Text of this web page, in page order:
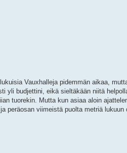
Vauxhalleja pidemmän aikaa,
yli budjettini, eikä sieltäkään niitä
tuorekin. Mutta kun asiaa aloin
peräosan viimeistä puolta metriä